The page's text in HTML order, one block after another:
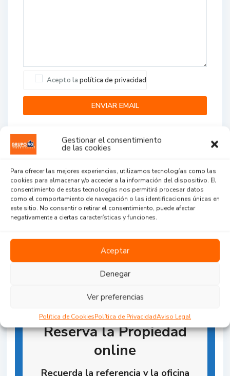
Gestionar el consentimiento
de las cookies
Para ofrecer las mejores experiencias, utilizamos tecnologías como las
cookies para almacenar y/o acceder a la información del dispositivo. El
consentimiento de estas tecnologías nos permitirá procesar datos
como el comportamiento de navegación o las identificaciones únicas en
este sitio. No consentir o retirar el consentimiento, puede afectar
negativamente a ciertas características y funciones.
Aceptar
Denegar
Ver preferencias
Política de CookiesPolítica de PrivacidadAviso Legal
Acepto la política de privacidad
Agent Reviews
...
Reserva la Propiedad
online
Recuerda la referencia y la oficina